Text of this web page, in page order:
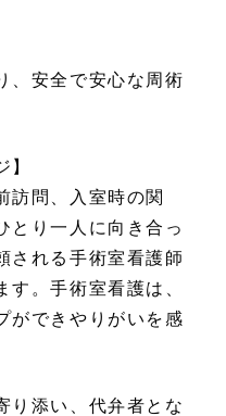
、安全で安心な周術
】
訪問、入室時の関
とり一人に向き合っ
される手術室看護師
す。手術室看護は、
ができやりがいを感
り添い、代弁者とな